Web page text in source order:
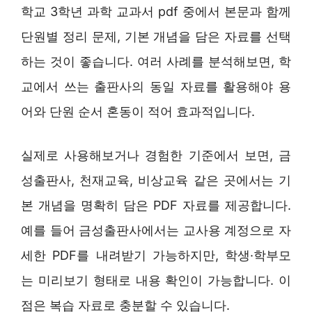
학교 3학년 과학 교과서 pdf 중에서 본문과 함께
단원별 정리 문제, 기본 개념을 담은 자료를 선택
하는 것이 좋습니다. 여러 사례를 분석해보면, 학
교에서 쓰는 출판사의 동일 자료를 활용해야 용
어와 단원 순서 혼동이 적어 효과적입니다.
실제로 사용해보거나 경험한 기준에서 보면, 금
성출판사, 천재교육, 비상교육 같은 곳에서는 기
본 개념을 명확히 담은 PDF 자료를 제공합니다.
예를 들어 금성출판사에서는 교사용 계정으로 자
세한 PDF를 내려받기 가능하지만, 학생·학부모
는 미리보기 형태로 내용 확인이 가능합니다. 이
점은 복습 자료로 충분할 수 있습니다.